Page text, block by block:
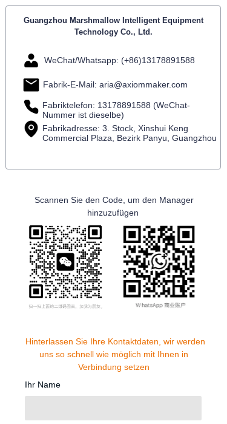
Ihr Name
Guangzhou Marshmallow Intelligent Equipment
Technology Co., Ltd.
WeChat/Whatsapp: (+86)13178891588
Fabrik-E-Mail: aria@axiommaker.com
Fabriktelefon: 13178891588 (WeChat-
Nummer ist dieselbe)
Fabrikadresse: 3. Stock, Xinshui Keng
Commercial Plaza, Bezirk Panyu, Guangzhou
Hinterlassen Sie Ihre Kontaktdaten, wir werden
uns so schnell wie möglich mit Ihnen in
Verbindung setzen
Scannen Sie den Code, um den Manager
hinzuzufügen